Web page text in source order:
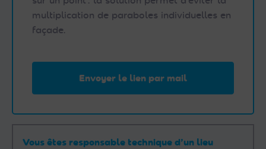
multiplication de paraboles individuelles en
façade.
Envoyer le lien par mail
Vous êtes responsable technique d’un lieu